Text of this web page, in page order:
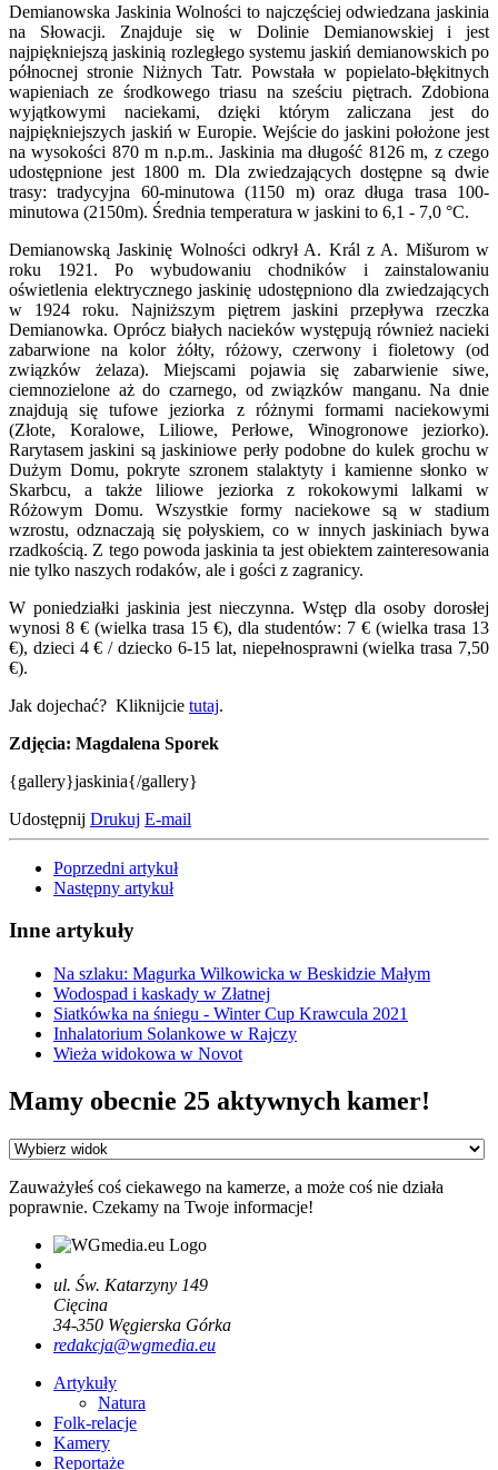
Demianowska Jaskinia Wolności to najczęściej odwiedzana jaskinia
na Słowacji. Znajduje się w Dolinie Demianowskiej i jest
najpiękniejszą jaskinią rozległego systemu jaskiń demianowskich po
północnej stronie Niżnych Tatr. Powstała w popielato-błękitnych
wapieniach ze środkowego triasu na sześciu piętrach. Zdobiona
wyjątkowymi naciekami, dzięki którym zaliczana jest do
najpiękniejszych jaskiń w Europie. Wejście do jaskini położone jest
na wysokości 870 m n.p.m.. Jaskinia ma długość 8126 m, z czego
udostępnione jest 1800 m. Dla zwiedzających dostępne są dwie
trasy: tradycyjna 60-minutowa (1150 m) oraz długa trasa 100-
minutowa (2150m). Średnia temperatura w jaskini to 6,1 - 7,0 °C.
Demianowską Jaskinię Wolności odkrył A. Král z A. Mišurom w
roku 1921. Po wybudowaniu chodników i zainstalowaniu
oświetlenia elektrycznego jaskinię udostępniono dla zwiedzających
w 1924 roku. Najniższym piętrem jaskini przepływa rzeczka
Demianowka. Oprócz białych nacieków występują również nacieki
zabarwione na kolor żółty, różowy, czerwony i fioletowy (od
związków żelaza). Miejscami pojawia się zabarwienie siwe,
ciemnozielone aż do czarnego, od związków manganu. Na dnie
znajdują się tufowe jeziorka z różnymi formami naciekowymi
(Złote, Koralowe, Liliowe, Perłowe, Winogronowe jeziorko).
Rarytasem jaskini są jaskiniowe perły podobne do kulek grochu w
Dużym Domu, pokryte szronem stalaktyty i kamienne słonko w
Skarbcu, a także liliowe jeziorka z rokokowymi lalkami w
Różowym Domu. Wszystkie formy naciekowe są w stadium
wzrostu, odznaczają się połyskiem, co w innych jaskiniach bywa
rzadkością. Z tego powoda jaskinia ta jest obiektem zainteresowania
nie tylko naszych rodaków, ale i gości z zagranicy.
W poniedziałki jaskinia jest nieczynna. Wstęp dla osoby dorosłej
wynosi 8 € (wielka trasa 15 €), dla studentów: 7 € (wielka trasa 13
€), dzieci 4 € / dziecko 6-15 lat, niepełnosprawni (wielka trasa 7,50
€).
Jak dojechać? Kliknijcie tutaj.
Zdjęcia: Magdalena Sporek
{gallery}jaskinia{/gallery}
Udostępnij Drukuj E-mail
Poprzedni artykuł
Następny artykuł
Inne artykuły
Na szlaku: Magurka Wilkowicka w Beskidzie Małym
Wodospad i kaskady w Złatnej
Siatkówka na śniegu - Winter Cup Krawcula 2021
Inhalatorium Solankowe w Rajczy
Wieża widokowa w Novot
Mamy obecnie 25 aktywnych kamer!
Zauważyłeś coś ciekawego na kamerze, a może coś nie działa
poprawnie. Czekamy na Twoje informacje!
ul. Św. Katarzyny 149
Cięcina
34-350 Węgierska Górka
redakcja@wgmedia.eu
Artykuły
Natura
Folk-relacje
Kamery
Reportaże